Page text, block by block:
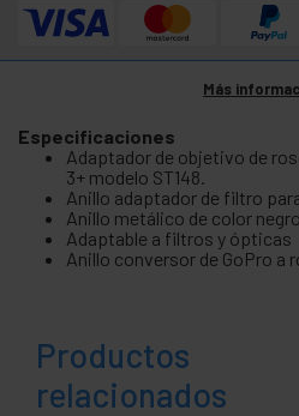
Más
Especificaciones
Adaptador de objetivo de
3+ modelo ST148.
Anillo adaptador de filtro
Anillo metálico de color negro
Adaptable a filtros y ópticas
Anillo conversor de GoPro a
Productos
relacionados